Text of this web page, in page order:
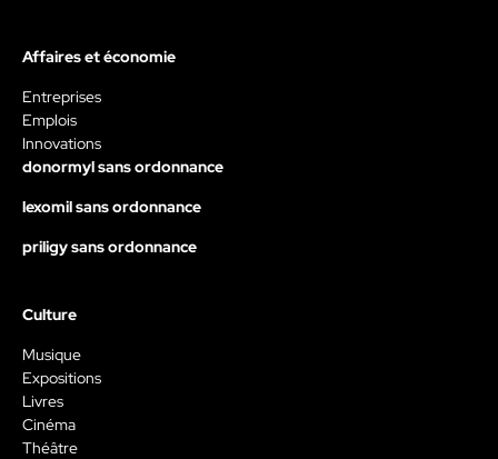
Affaires et économie
Entreprises
Emplois
Innovations
donormyl sans ordonnance
lexomil sans ordonnance
priligy sans ordonnance
Culture
Musique
Expositions
Livres
Cinéma
Théâtre